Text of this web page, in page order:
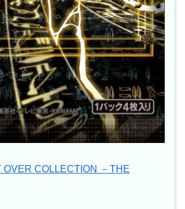
OVER COLLECTION －THE